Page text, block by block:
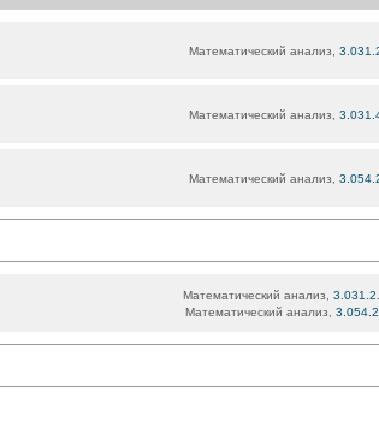
Математический анализ,
Математический анализ,
Математический анализ,
Математический анализ,
Математический анализ,